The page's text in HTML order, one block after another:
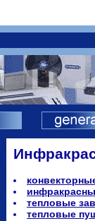
тепловые
тепловые